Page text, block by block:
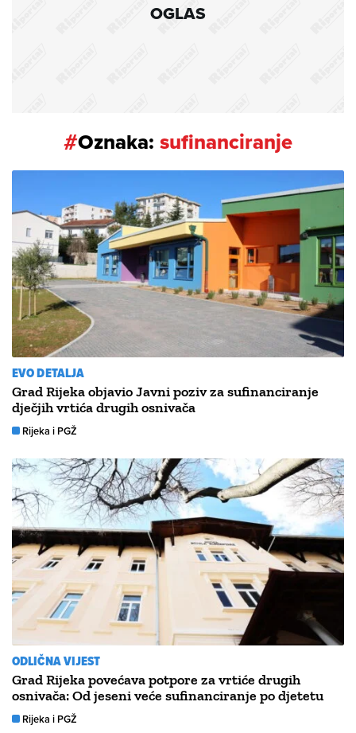
OGLAS
#Oznaka: sufinanciranje
EVO DETALJA
Grad Rijeka objavio Javni poziv za sufinanciranje
dječjih vrtića drugih osnivača
Rijeka i PGŽ
ODLIČNA VIJEST
Grad Rijeka povećava potpore za vrtiće drugih
osnivača: Od jeseni veće sufinanciranje po djetetu
Rijeka i PGŽ